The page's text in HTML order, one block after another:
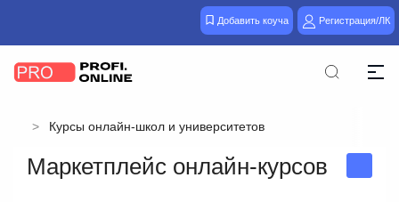
Добавить коуча Регистрация/ЛК
Курсы онлайн-школ и университетов
Маркетплейс онлайн-курсов